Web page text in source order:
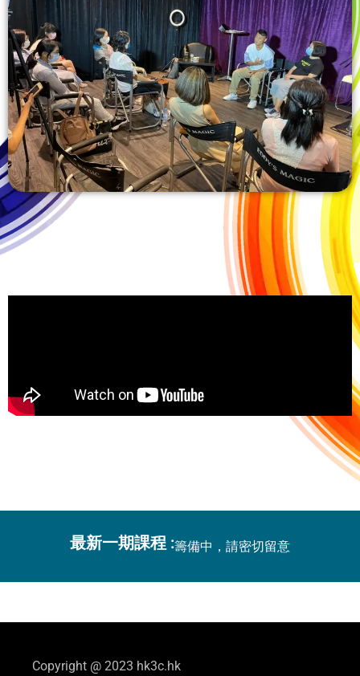
最新一期課程 :籌備中，請密切留意
Copyright @ 2023 hk3c.hk